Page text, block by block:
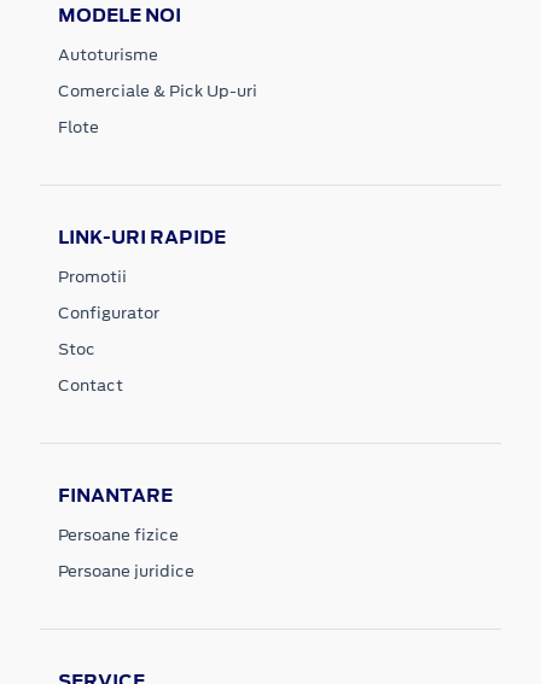
MODELE NOI
Autoturisme
Comerciale & Pick Up-uri
Flote
LINK-URI RAPIDE
Promotii
Configurator
Stoc
Contact
FINANTARE
Persoane fizice
Persoane juridice